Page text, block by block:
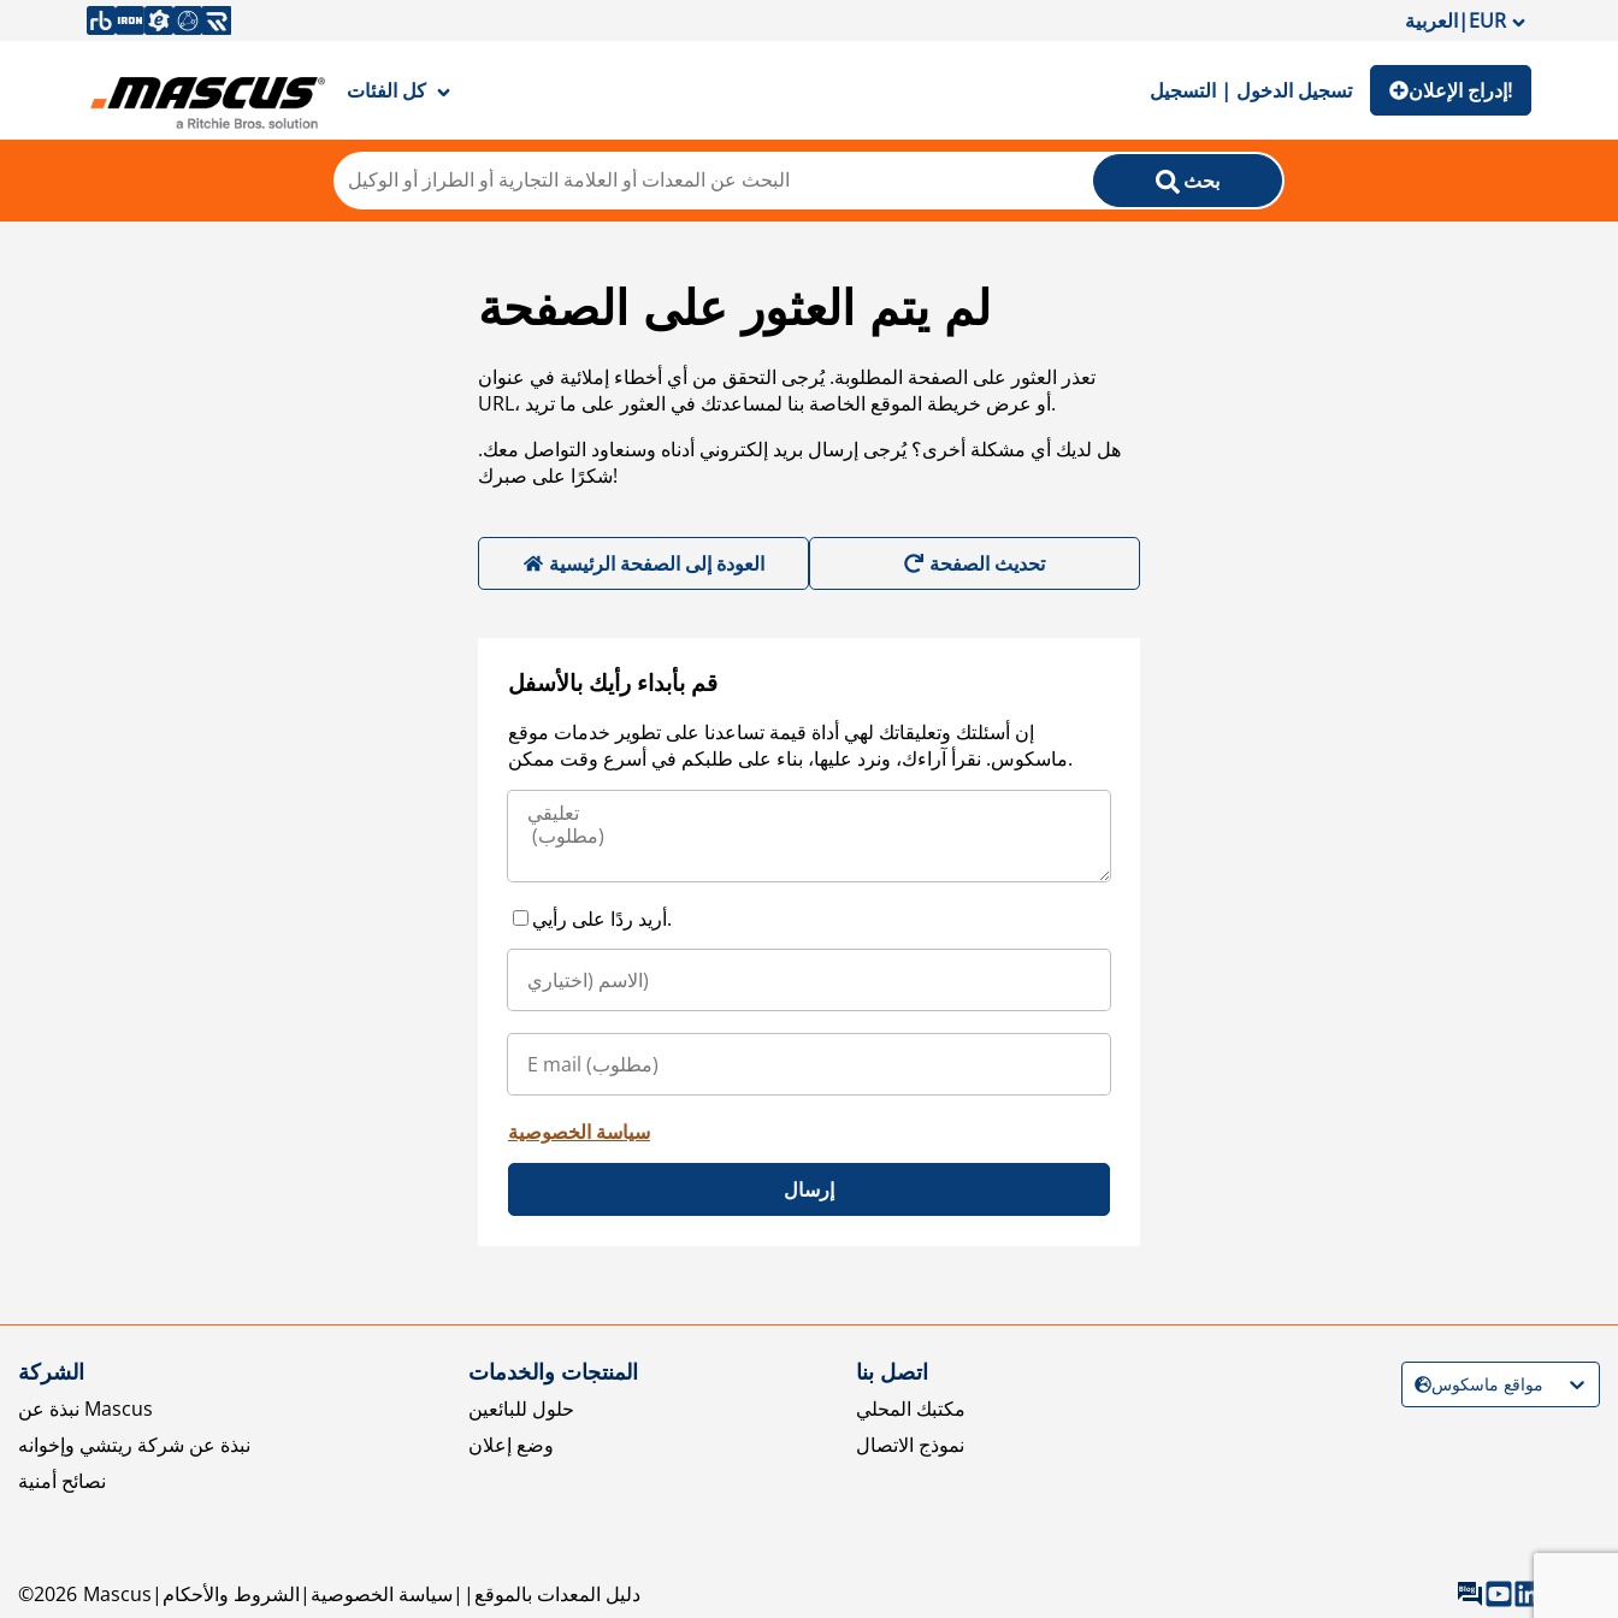
العربية|EUR
كل الفئات تسجيل الدخول | التسجيل إدراج الإعلان!
بحث
لم يتم العثور على الصفحة
تعذر العثور على الصفحة المطلوبة. يُرجى التحقق من أي أخطاء إملائية في عنوان
URL، أو عرض خريطة الموقع الخاصة بنا لمساعدتك في العثور على ما تريد.
هل لديك أي مشكلة أخرى؟ يُرجى إرسال بريد إلكتروني أدناه وسنعاود التواصل معك.
شكرًا على صبرك!
العودة إلى الصفحة الرئيسية
قم بأبداء رأيك بالأسفل
إن أسئلتك وتعليقاتك لهي أداة قيمة تساعدنا على تطوير خدمات موقع
ماسكوس. نقرأ آراءك، ونرد عليها، بناء على طلبكم في أسرع وقت ممكن.
أريد ردًا على رأيي.
سياسة الخصوصية
إرسال
الشركة
نبذة عن Mascus
نبذة عن شركة ريتشي وإخوانه
نصائح أمنية
المنتجات والخدمات
حلول للبائعين
وضع إعلان
اتصل بنا
مكتبك المحلي
نموذج الاتصال
©2026 Mascus الشروط والأحكام سياسة الخصوصية دليل المعدات بالموقع
مواقع ماسكوس